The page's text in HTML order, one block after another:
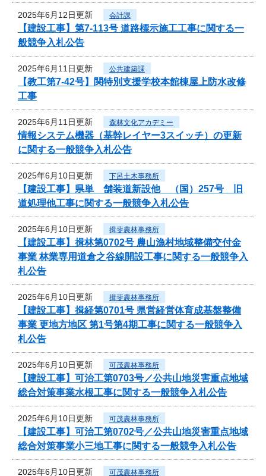
2025年6月12日更新 会計課
【建設工事】第7-113号 道路標示施工工事に関する一
般競争入札公告
2025年6月11日更新 公共建築課
【教工第7-42号】関特別支援学校本館棟屋上防水改修
工事
2025年6月11日更新 森林文化アカデミー
情報システム機器（基幹レイヤー3スイッチ）の更新
に関する一般競争入札公告
2025年6月10日更新 下呂土木事務所
【建設工事】県単 舗装道新設他 （国）257号 旧
道処理他工事に関する一般競争入札公告
2025年6月10日更新 揖斐農林事務所
【建設工事】揖林第0702号 農山漁村地域整備交付金
事業 林業専用道倉之谷線開設工事に関する一般競争入
札公告
2025年6月10日更新 揖斐農林事務所
【建設工事】揖経第0701号 県営経営体育成基盤整備
事業 更地方地区 第1号第4期工事に関する一般競争入
札公告
2025年6月10日更新 可茂農林事務所
【建設工事】可治工第0703号／公共山地災害重点地域
総合対策事業水根工事に関する一般競争入札公告
2025年6月10日更新 可茂農林事務所
【建設工事】可治工第0702号／公共山地災害重点地域
総合対策事業小三地工事に関する一般競争入札公告
2025年6月10日更新 可茂農林事務所